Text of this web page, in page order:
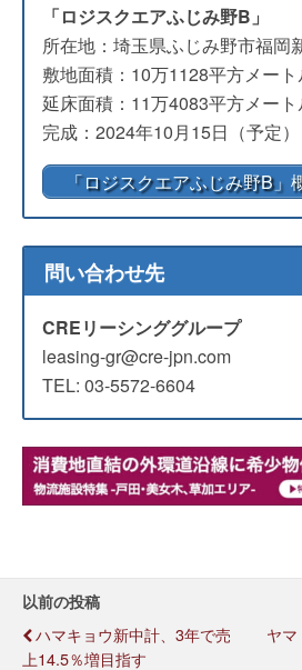
「ロジスクエアふじみ野B」
所在地：埼玉県ふじみ野市福岡
敷地面積：10万1128平方メー
延床面積：11万4083平方メート
完成：2024年10月15日（予定）
「ロジスクエアふじみ野B」
問い合わせ先
CREリーシンググループ
leasing-gr@cre-jpn.com
TEL: 03-5572-6604
以前の投稿
ハマキョウ新中計、3年で売
上14.5％増目指す
ヤ